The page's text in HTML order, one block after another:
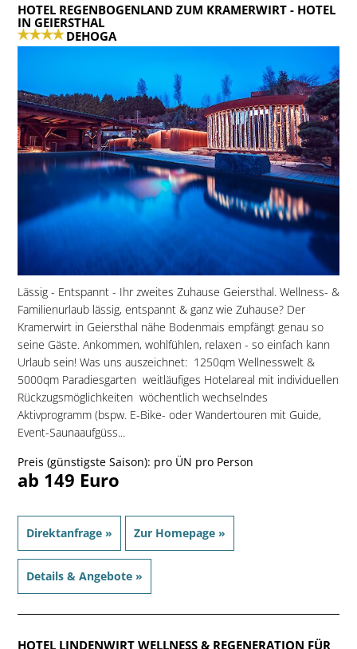
HOTEL REGENBOGENLAND ZUM KRAMERWIRT- HOTEL
IN GEIERSTHAL
DEHOGA
Lässig - Entspannt - Ihr zweites Zuhause Geiersthal. Wellness- &
Familienurlaub lässig, entspannt & ganz wie Zuhause? Der
Kramerwirt in Geiersthal nähe Bodenmais empfängt genau so
seine Gäste. Ankommen, wohlfühlen, relaxen - so einfach kann
Urlaub sein! Was uns auszeichnet:  1250qm Wellnesswelt &
5000qm Paradiesgarten  weitläufiges Hotelareal mit individuellen
Rückzugsmöglichkeiten  wöchentlich wechselndes
Aktivprogramm (bspw. E-Bike- oder Wandertouren mit Guide,
Event-Saunaaufgüss...
Preis (günstigste Saison): pro ÜN pro Person
ab 149 Euro
Direktanfrage » Zur Homepage »
Details & Angebote »
HOTEL LINDENWIRT WELLNESS & REGENERATION FÜR